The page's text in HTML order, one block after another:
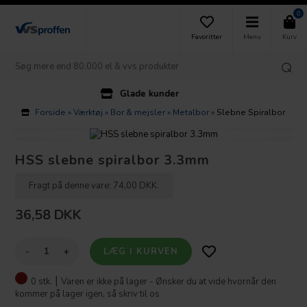
Favoritter Menu
0
Kurv
Forside »Værktøj » Bor & mejsler » Metalbor » Slebne Spiralbor
HSS slebne spiralbor 3.3mm
Fragt på denne vare: 74,00 DKK.
36,58 DKK
- +
0 stk. ⎮Varen er ikke på lager - Ønsker du at vide hvornår den
kommer på lager igen, så skriv til os